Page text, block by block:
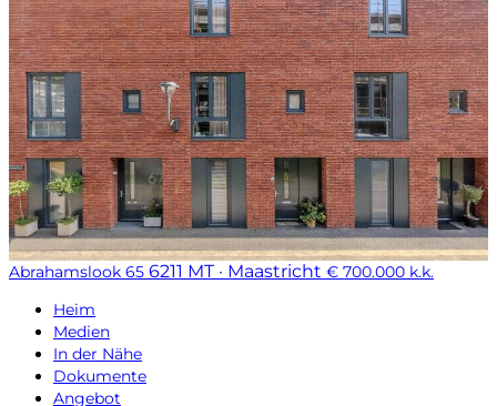
Abrahamslook 65 6211 MT · Maastricht € 700.000 k.k.
Heim
Medien
In der Nähe
Dokumente
Angebot